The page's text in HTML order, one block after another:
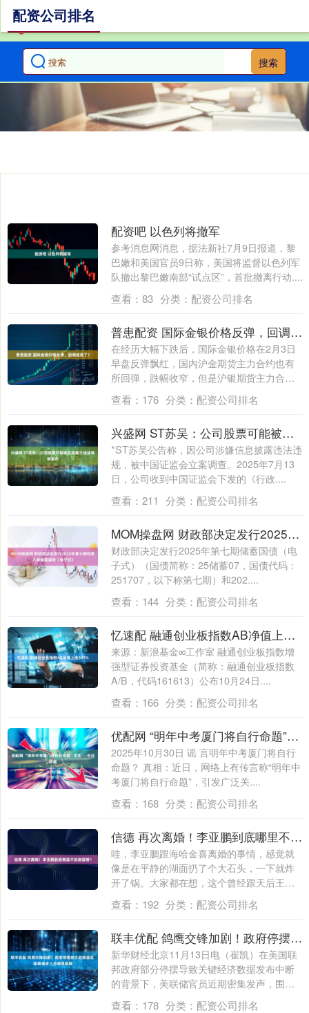
搜索
配资公司排名
配资吧 以色列将撤军
参考消息网消息，据法新社7月9日报道，黎
巴嫩和美国官员9日称，美国将监督以色列军
队撤出黎巴嫩南部“试点区”，首批撤离行动....
查看： 83 分类： 配资公司排名
普患配资 国际金银价格反弹，回调结束了？
在经历大幅下跌后，国际金银价格在2月3日
早盘反弹飘红，国内沪金期货主力合约也有
所回弹，跌幅收窄，但是沪银期货主力合约
仍旧....
查看： 176 分类： 配资公司排名
兴盛网 ST苏吴：公司股票可能被实施重大违法强制退市
*ST苏吴公告称，因公司涉嫌信息披露违法违
规，被中国证监会立案调查。2025年7月13
日，公司收到中国证监会下发的《行政....
查看： 211 分类： 配资公司排名
MOM操盘网 财政部决定发行2025年第七期和第八期储蓄国债（电子式）
财政部决定发行2025年第七期储蓄国债（电
子式）（国债简称：25储蓄07，国债代码：
251707，以下称第七期）和202....
查看： 144 分类： 配资公司排名
忆速配 融通创业板指数AB净值上涨349%
来源：新浪基金∞工作室 融通创业板指数增
强型证券投资基金（简称：融通创业板指数
A/B，代码161613）公布10月24日....
查看： 166 分类： 配资公司排名
优配网 “明年中考厦门将自行命题”不实——今日辟谣
2025年10月30日 谣 言明年中考厦门将自行
命题？ 真相：近日，网络上有传言称“明年中
考厦门将自行命题”，引发广泛关....
查看： 168 分类： 配资公司排名
信德 再次离婚！李亚鹏到底哪里不如谢霆锋？
哇，李亚鹏跟海哈金喜离婚的事情，感觉就
像是在平静的湖面扔了个大石头，一下就炸
开了锅。大家都在想，这个曾经跟天后王菲
牵手走....
查看： 192 分类： 配资公司排名
联丰优配 鸽鹰交锋加剧！政府停摆放大政策盲区 美联储步入关键观察期
新华财经北京11月13日电（崔凯）在美国联
邦政府部分停摆导致关键经济数据发布中断
的背景下，美联储官员近期密集发声，围绕
是....
查看： 178 分类： 配资公司排名